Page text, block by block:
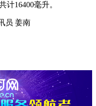
计16400毫升。
员 姜南